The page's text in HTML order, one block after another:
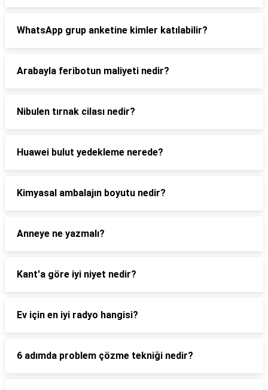
WhatsApp grup anketine kimler katılabilir?
Arabayla feribotun maliyeti nedir?
Nibulen tırnak cilası nedir?
Huawei bulut yedekleme nerede?
Kimyasal ambalajın boyutu nedir?
Anneye ne yazmalı?
Kant'a göre iyi niyet nedir?
Ev için en iyi radyo hangisi?
6 adımda problem çözme tekniği nedir?